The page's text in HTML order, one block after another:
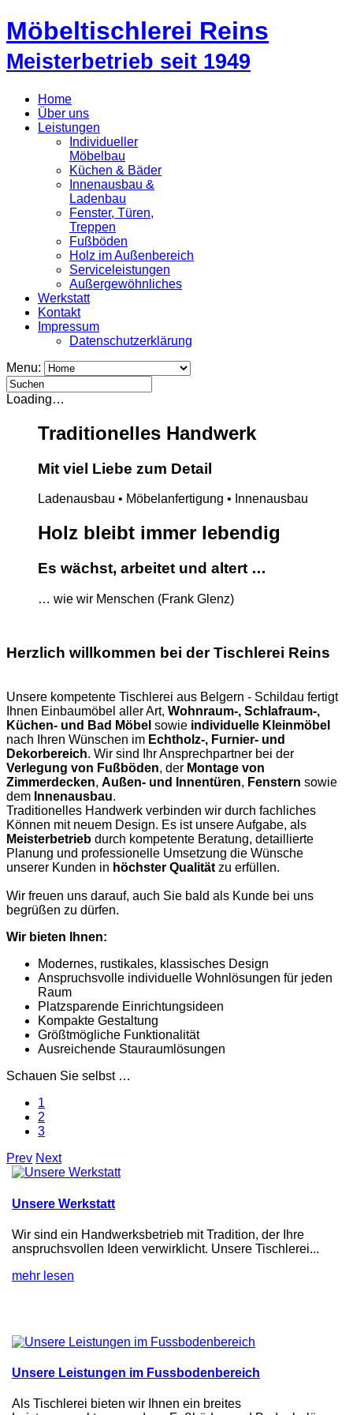
Möbeltischlerei Reins
Meisterbetrieb seit 1949
Home
Über uns
Leistungen
Individueller
Möbelbau
Küchen & Bäder
Innenausbau &
Ladenbau
Fenster, Türen,
Treppen
Fußböden
Holz im Außenbereich
Serviceleistungen
Außergewöhnliches
Werkstatt
Kontakt
Impressum
Datenschutzerklärung
Menu:
Loading…
Traditionelles Handwerk
Mit viel Liebe zum Detail
Ladenausbau • Möbelanfertigung • Innenausbau
Holz bleibt immer lebendig
Es wächst, arbeitet und altert …
… wie wir Menschen (Frank Glenz)
Herzlich willkommen bei der Tischlerei Reins
Unsere kompetente Tischlerei aus Belgern - Schildau fertigt
Ihnen Einbaumöbel aller Art, Wohnraum-, Schlafraum-,
Küchen- und Bad Möbel sowie individuelle Kleinmöbel
nach Ihren Wünschen im Echtholz-, Furnier- und
Dekorbereich. Wir sind Ihr Ansprechpartner bei der
Verlegung von Fußböden, der Montage von
Zimmerdecken, Außen- und Innentüren, Fenstern sowie
dem Innenausbau.
Traditionelles Handwerk verbinden wir durch fachliches
Können mit neuem Design. Es ist unsere Aufgabe, als
Meisterbetrieb durch kompetente Beratung, detaillierte
Planung und professionelle Umsetzung die Wünsche
unserer Kunden in höchster Qualität zu erfüllen.
Wir freuen uns darauf, auch Sie bald als Kunde bei uns
begrüßen zu dürfen.
Wir bieten Ihnen:
Modernes, rustikales, klassisches Design
Anspruchsvolle individuelle Wohnlösungen für jeden
Raum
Platzsparende Einrichtungsideen
Kompakte Gestaltung
Größtmögliche Funktionalität
Ausreichende Stauraumlösungen
Schauen Sie selbst …
1
2
3
Prev Next
Unsere Werkstatt
Wir sind ein Handwerksbetrieb mit Tradition, der Ihre
anspruchsvollen Ideen verwirklicht. Unsere Tischlerei...
mehr lesen
Unsere Leistungen im Fussbodenbereich
Als Tischlerei bieten wir Ihnen ein breites